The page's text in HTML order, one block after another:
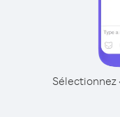
Sélectionnez